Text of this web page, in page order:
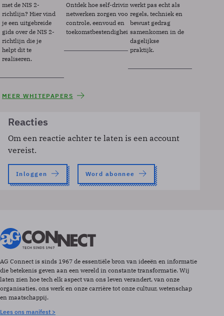
met de NIS 2-
richtlijn? Hier vind
je een uitgebreide
gids over de NIS 2-
richtlijn die je
helpt dit te
realiseren.
Ontdek hoe self-driving
netwerken zorgen voor
controle, eenvoud en
toekomstbestendigheid.
werkt pas echt als
regels, techniek en
bewust gedrag
samenkomen in de
dagelijkse
praktijk.
MEER WHITEPAPERS
Reacties
Om een reactie achter te laten is een account
vereist.
Inloggen Word abonnee
AG Connect is sinds 1967 de essentiële bron van ideeën en informatie
die betekenis geven aan een wereld in constante transformatie. Wij
laten zien hoe tech elk aspect van ons leven verandert, van onze
organisaties, ons werk en onze carrière tot onze cultuur, wetenschap
en maatschappij.
Lees ons manifest >